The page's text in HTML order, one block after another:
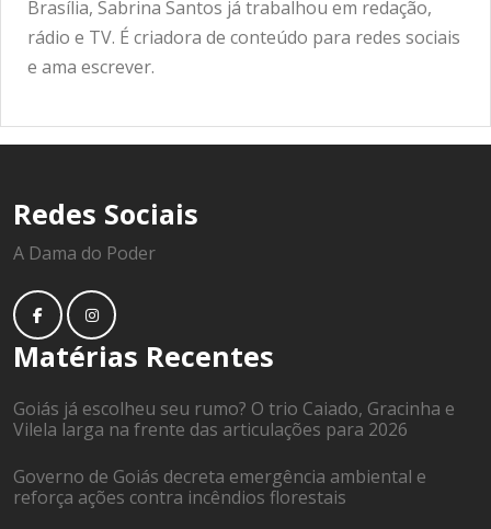
Brasília, Sabrina Santos já trabalhou em redação,
rádio e TV. É criadora de conteúdo para redes sociais
e ama escrever.
Redes Sociais
A Dama do Poder
Matérias Recentes
Goiás já escolheu seu rumo? O trio Caiado, Gracinha e
Vilela larga na frente das articulações para 2026
Governo de Goiás decreta emergência ambiental e
reforça ações contra incêndios florestais